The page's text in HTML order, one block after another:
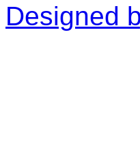
Designed